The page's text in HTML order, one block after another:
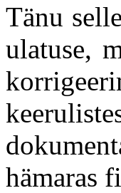
Tänu
ulatuse,
hämaras